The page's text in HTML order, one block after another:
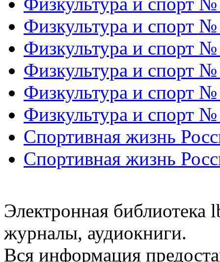
Физкультура и спорт
Физкультура и спорт
Физкультура и спорт
Физкультура и спорт
Физкультура и спорт
Спортивная жизнь
Спортивная жизнь
Электронная библиотека
журналы, аудиокниги.
Вся информация